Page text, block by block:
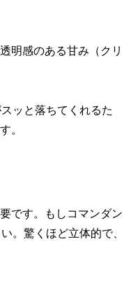
明感のある甘み（クリ
ッと落ちてくれるた
。
です。もしコマンダン
。驚くほど立体的で、